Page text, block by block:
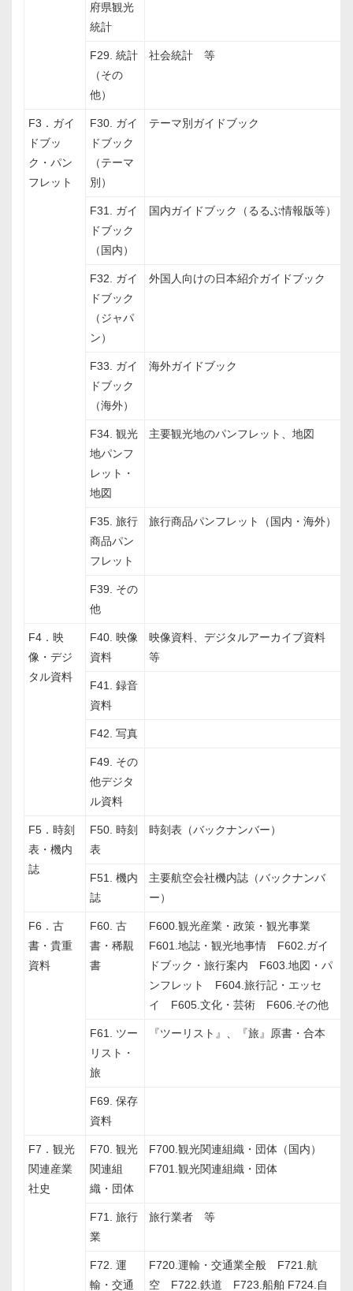
府県観光
統計
F29. 統計
（その
他）
社会統計 等
F3．ガイ
ドブッ
ク・パン
フレット
F30. ガイ
ドブック
（テーマ
別）
テーマ別ガイドブック
F31. ガイ
ドブック
（国内）
国内ガイドブック（るるぶ情報版等）
F32. ガイ
ドブック
（ジャパ
ン）
外国人向けの日本紹介ガイドブック
F33. ガイ
ドブック
（海外）
海外ガイドブック
F34. 観光
地パンフ
レット・
地図
主要観光地のパンフレット、地図
F35. 旅行
商品パン
フレット
旅行商品パンフレット（国内・海外）
F39. その
他
F4．映
像・デジ
タル資料
F40. 映像
資料
映像資料、デジタルアーカイブ資料
等
F41. 録音
資料
F42. 写真
F49. その
他デジタ
ル資料
F5．時刻
表・機内
誌
F50. 時刻
表
時刻表（バックナンバー）
F51. 機内
誌
主要航空会社機内誌（バックナンバ
ー）
F6．古
書・貴重
資料
F60. 古
書・稀覯
書
F600.観光産業・政策・観光事業
F601.地誌・観光地事情 F602.ガイ
ドブック・旅行案内 F603.地図・パ
ンフレット F604.旅行記・エッセ
イ F605.文化・芸術 F606.その他
F61. ツー
リスト・
旅
『ツーリスト』、『旅』原書・合本
F69. 保存
資料
F7．観光
関連産業
社史
F70. 観光
関連組
織・団体
F700.観光関連組織・団体（国内）
F701.観光関連組織・団体
F71. 旅行
業
旅行業者 等
F72. 運
輸・交通
F720.運輸・交通業全般 F721.航
空 F722.鉄道 F723.船舶 F724.自